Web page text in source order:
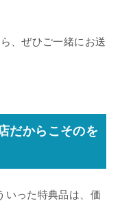
、ぜひご一緒にお送
だからこそのを
いった特典品は、価